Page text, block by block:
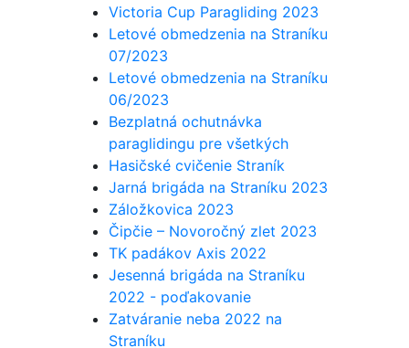
Victoria Cup Paragliding 2023
Letové obmedzenia na Straníku
07/2023
Letové obmedzenia na Straníku
06/2023
Bezplatná ochutnávka
paraglidingu pre všetkých
Hasičské cvičenie Straník
Jarná brigáda na Straníku 2023
Záložkovica 2023
Čipčie – Novoročný zlet 2023
TK padákov Axis 2022
Jesenná brigáda na Straníku
2022 - poďakovanie
Zatváranie neba 2022 na
Straníku